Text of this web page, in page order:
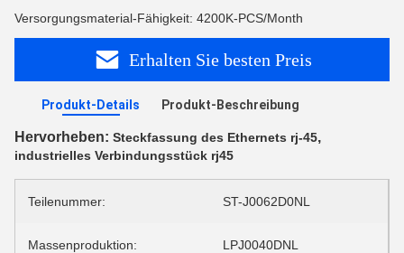
Versorgungsmaterial-Fähigkeit: 4200K-PCS/Month
Erhalten Sie besten Preis
Produkt-Details Produkt-Beschreibung
Hervorheben: Steckfassung des Ethernets rj-45,
industrielles Verbindungsstück rj45
Teilenummer: ST-J0062D0NL
Massenproduktion: LPJ0040DNL